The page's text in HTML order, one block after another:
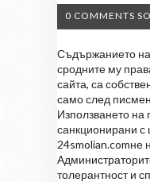
0 COMMENTS
Съдържанието на
сродните му
сайта, са
само след
Използването на
санкционирани с
24smolian.comне
толерантност и